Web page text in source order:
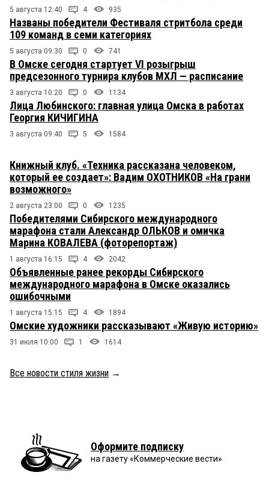
5 августа 12:40 4 935
Названы победители Фестиваля стритбола среди
109 команд в семи категориях
5 августа 09:30 0 741
В Омске сегодня стартует VI розыгрыш
предсезонного турнира клубов МХЛ — расписание
3 августа 10:20 0 1134
Лица Любинского: главная улица Омска в работах
Георгия КИЧИГИНА
3 августа 09:40 5 1584
Книжный клуб. «Техника рассказана человеком,
который ее создает»: Вадим ОХОТНИКОВ «На грани
возможного»
2 августа 23:00 0 1235
Победителями Сибирского международного
марафона стали Александр ОЛЬКОВ и омичка
Марина КОВАЛЕВА (фоторепортаж)
1 августа 16:15 4 2042
Объявленные ранее рекорды Сибирского
международного марафона в Омске оказались
ошибочными
1 августа 15:15 4 1894
Омские художники рассказывают «Живую историю»
31 июля 10:00 1 1614
Все новости стиля жизни →
Оформите подписку
на газету «Коммерческие вести»